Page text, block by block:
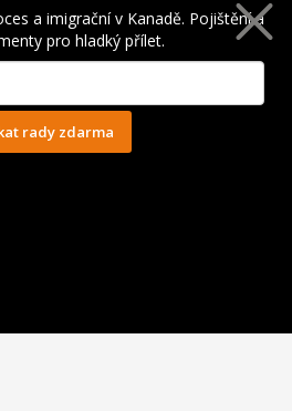
a imigrační v Kanadě. Pojištění a
pro hladký přílet.
rady zdarma